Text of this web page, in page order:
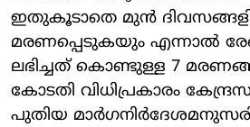
ഇതുകൂടാതെ മുന്‍
മരണപ്പെടുകയും എന്നാല്‍
ലഭിച്ചത് കൊണ്ടുള്ള 7
കോടതി വിധിപ്രകാരം
പുതിയ